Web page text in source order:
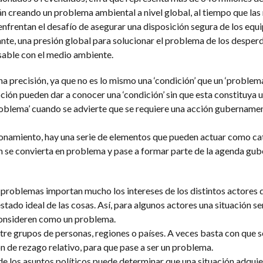
creando un problema ambiental a nivel global, al tiempo que las
el desafío de asegurar una disposición segura de los
una presión global para solucionar el problema de los
con el medio ambiente.
precisión, ya que no es lo mismo una ‘condición’ que un
pueden dar a conocer una ‘condición’ sin que esta constituya
cuando se advierte que se requiere una acción
hay una serie de elementos que pueden actuar como
convierta en problema y pase a formar parte de la agenda
importan mucho los intereses de los distintos actores
ideal de las cosas. Así, para algunos actores una situación
como un problema.
grupos de personas, regiones o países. A veces basta con que
de rezago relativo, para que pase a ser un problema.